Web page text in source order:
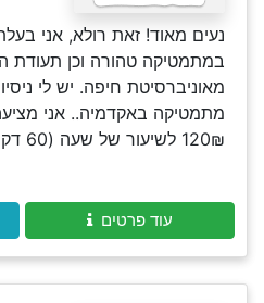
נעים מאוד! זאת רולא, אני
במתמטיקה טהורה וכן תעודת
מאוניברסיטת חיפה. יש לי
מתמטיקה באקדמיה.. אני
120₪ לשיעור של שעה (60 דקות)
עוד פרטים